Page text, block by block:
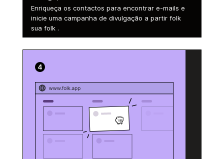
Enriqueça os contactos para encontrar e-mails e
inicie uma campanha de divulgação a partir folk
sua folk .